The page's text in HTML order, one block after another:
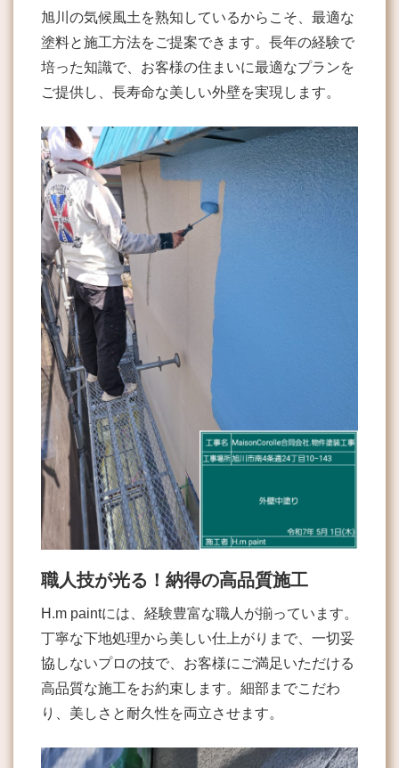
旭川の気候風土を熟知しているからこそ、最適な
塗料と施工方法をご提案できます。長年の経験で
培った知識で、お客様の住まいに最適なプランを
ご提供し、長寿命な美しい外壁を実現します。
職人技が光る！納得の高品質施工
H.m paintには、経験豊富な職人が揃っています。
丁寧な下地処理から美しい仕上がりまで、一切妥
協しないプロの技で、お客様にご満足いただける
高品質な施工をお約束します。細部までこだわ
り、美しさと耐久性を両立させます。